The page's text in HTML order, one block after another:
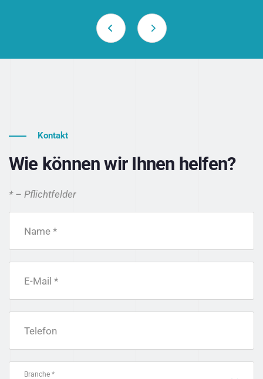
Kontakt
Wie können wir Ihnen helfen?
* – Pflichtfelder
Name *
E-Mail *
Telefon
Branche *